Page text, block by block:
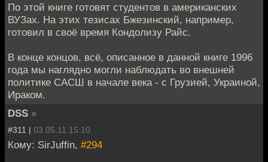
По этой книге готовят студентов в американских
ВУЗах. На этих тезисах Бжезинский, например,
готовил в своё время Кондолизу Райс.
В конце концов, всё, описанное в данной книге 1996
года мы наглядно могли наблюдать во внешней
политике САСШ в начале века - с Грузией, Украиной,
Ираком.
DSS »
#311 | 03.05.11 15:10
Кому: SirJuffin, #294